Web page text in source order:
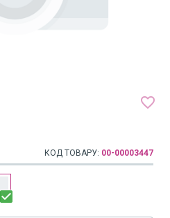
favorite_border
КОД ТОВАРУ: 00-00003447